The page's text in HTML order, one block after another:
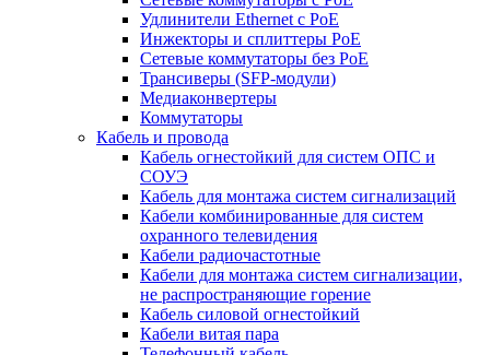
Удлинители Ethernet с PoE
Инжекторы и сплиттеры РоЕ
Сетевые коммутаторы без РоЕ
Трансиверы (SFP-модули)
Медиаконвертеры
Коммутаторы
Кабель и провода
Кабель огнестойкий для систем ОПС и
СОУЭ
Кабель для монтажа систем сигнализаций
Кабели комбинированные для систем
охранного телевидения
Кабели радиочастотные
Кабели для монтажа систем сигнализации,
не распространяющие горение
Кабель силовой огнестойкий
Кабели витая пара